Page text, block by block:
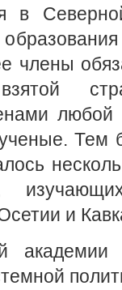
в
члены
любой
Тем
и